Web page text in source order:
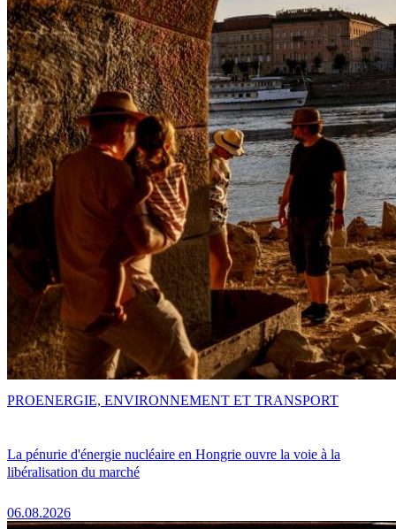
La pénurie d'énergie nucléaire en Hongrie ouvre la voie à la
libéralisation du marché
06.08.2026
PROENERGIE, ENVIRONNEMENT ET TRANSPORT